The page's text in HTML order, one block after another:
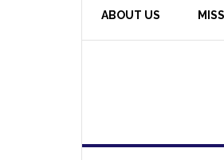
ABOUT US